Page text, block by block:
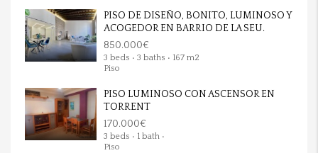
PISO DE DISEÑO, BONITO, LUMINOSO Y
ACOGEDOR EN BARRIO DE LA SEU.
850.000€
3 beds • 3 baths • 167 m2
Piso
PISO LUMINOSO CON ASCENSOR EN
TORRENT
170.000€
3 beds • 1 bath •
Piso